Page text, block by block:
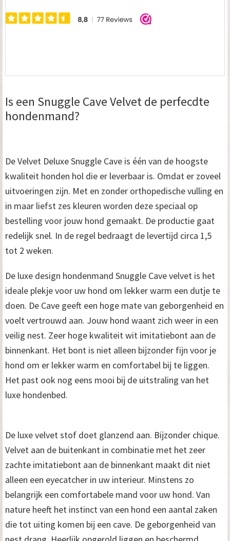
Is een Snuggle Cave Velvet de perfecdte
hondenmand?
De Velvet Deluxe Snuggle Cave is één van de hoogste
kwaliteit honden hol die er leverbaar is. Omdat er zoveel
uitvoeringen zijn. Met en zonder orthopedische vulling en
in maar liefst zes kleuren worden deze speciaal op
bestelling voor jouw hond gemaakt. De productie gaat
redelijk snel. In de regel bedraagt de levertijd circa 1,5
tot 2 weken.
De luxe design hondenmand Snuggle Cave velvet is het
ideale plekje voor uw hond om lekker warm een dutje te
doen. De Cave geeft een hoge mate van geborgenheid en
voelt vertrouwd aan. Jouw hond waant zich weer in een
veilig nest. Zeer hoge kwaliteit wit imitatiebont aan de
binnenkant. Het bont is niet alleen bijzonder fijn voor je
hond om er lekker warm en comfortabel bij te liggen.
Het past ook nog eens mooi bij de uitstraling van het
luxe hondenbed.
De luxe velvet stof doet glanzend aan. Bijzonder chique.
Velvet aan de buitenkant in combinatie met het zeer
zachte imitatiebont aan de binnenkant maakt dit niet
alleen een eyecatcher in uw interieur. Minstens zo
belangrijk een comfortabele mand voor uw hond. Van
nature heeft het instinct van een hond een aantal zaken
die tot uiting komen bij een cave. De geborgenheid van